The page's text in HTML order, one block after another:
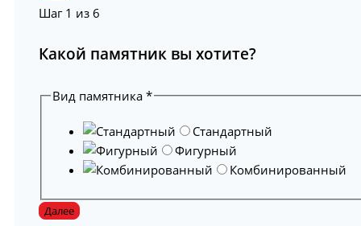
Шаг 1 из 6
Какой памятник вы хотите?
Вид памятника*
Стандартный
Фигурный
Комбинированный
Далее